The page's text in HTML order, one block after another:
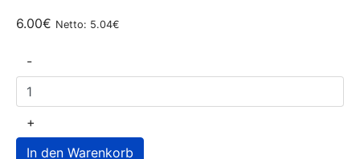
6.00€ Netto: 5.04€
-
+